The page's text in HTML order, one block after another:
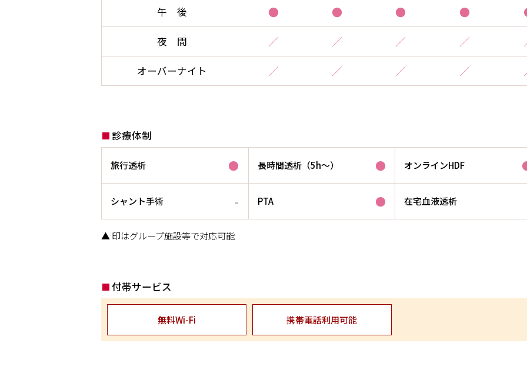
午 後 ● ● ● ●
夜 間 ／ ／ ／ ／
オーバーナイト ／ ／ ／ ／
診療体制
旅行透析 ● 長時間透析（5h～） ● オンラインHDF
シャント手術 - PTA ● 在宅血液透析
▲ 印はグループ施設等で対応可能
付帯サービス
無料Wi-Fi 携帯電話利用可能